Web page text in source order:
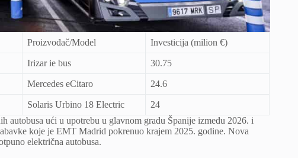
Proizvođač/Model Investicija (milion €)
Irizar ie bus 30.75
Mercedes eCitaro 24.6
Solaris Urbino 18 Electric
24
autobusa ući u upotrebu u glavnom gradu Španije između 2026. i
koje je EMT Madrid pokrenuo krajem 2025. godine. Nova
električna autobusa.